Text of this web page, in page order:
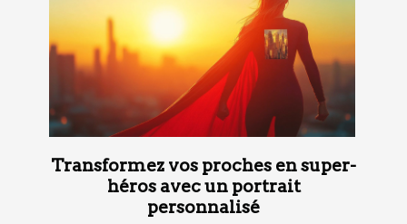
Transformez vos proches en super-
héros avec un portrait
personnalisé